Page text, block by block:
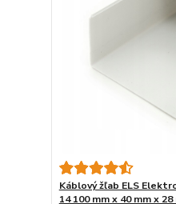
Káblový žľab ELS
14 100 mm x 40 mm x 28